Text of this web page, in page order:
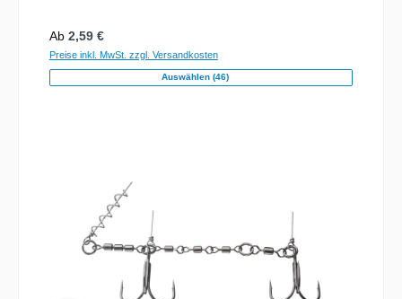
Regulärer Preis:
Ab 2,59 €
Preise inkl. MwSt. zzgl. Versandkosten
Auswählen (46)